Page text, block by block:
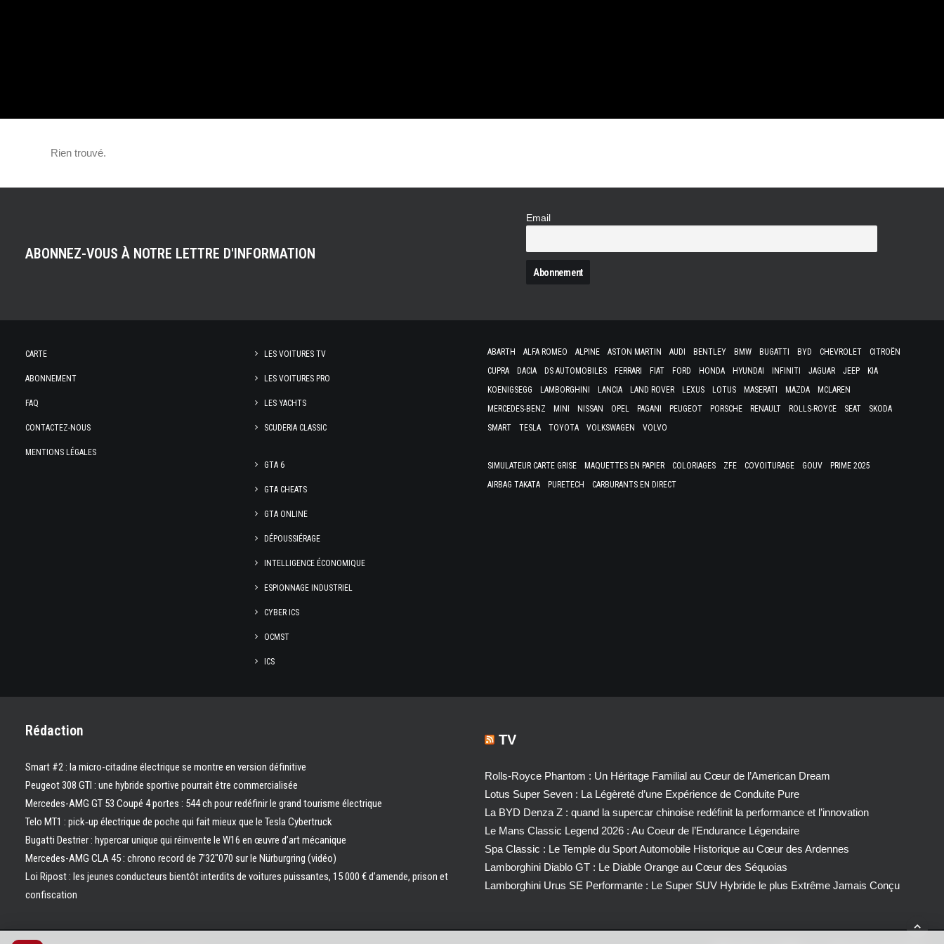
L’HYPERCAR !
Rien trouvé.
ABONNEZ-VOUS À NOTRE LETTRE D'INFORMATION
Email
CARTE
ABONNEMENT
FAQ
CONTACTEZ-NOUS
MENTIONS LÉGALES
LES VOITURES TV
LES VOITURES PRO
LES YACHTS
SCUDERIA CLASSIC
GTA 6
GTA CHEATS
GTA ONLINE
DÉPOUSSIÉRAGE
INTELLIGENCE ÉCONOMIQUE
ESPIONNAGE INDUSTRIEL
CYBER ICS
OCMST
ICS
ABARTH ALFA ROMEO ALPINE ASTON MARTIN AUDI BENTLEY BMW BUGATTI BYD CHEVROLET
CITROËN
CUPRA
DACIA DS AUTOMOBILES FERRARI FIAT FORD HONDA HYUNDAI INFINITI JAGUAR JEEP
KIA
KOENIGSEGG
LAMBORGHINI LANCIA LAND ROVER LEXUS LOTUS MASERATI MAZDA
MCLAREN
MERCEDES-BENZ
MINI NISSAN OPEL PAGANI PEUGEOT PORSCHE RENAULT ROLLS-ROYCE SEAT
SKODA
SMART
TESLA TOYOTA VOLKSWAGEN VOLVO
SIMULATEUR CARTE GRISE MAQUETTES EN PAPIER COLORIAGES ZFE COVOITURAGE GOUV
PRIME 2025
AIRBAG TAKATA
PURETECH CARBURANTS EN DIRECT
Rédaction
Smart #2 : la micro-citadine électrique se montre en version définitive
Peugeot 308 GTI : une hybride sportive pourrait être commercialisée
Mercedes-AMG GT 53 Coupé 4 portes : 544 ch pour redéfinir le grand tourisme électrique
Telo MT1 : pick‑up électrique de poche qui fait mieux que le Tesla Cybertruck
Bugatti Destrier : hypercar unique qui réinvente le W16 en œuvre d’art mécanique
Mercedes-AMG CLA 45 : chrono record de 7’32″070 sur le Nürburgring (vidéo)
Loi Ripost : les jeunes conducteurs bientôt interdits de voitures puissantes, 15 000 € d’amende, prison et
confiscation
TV
Rolls-Royce Phantom : Un Héritage Familial au Cœur de l’American Dream
Lotus Super Seven : La Légèreté d’une Expérience de Conduite Pure
La BYD Denza Z : quand la supercar chinoise redéfinit la performance et l’innovation
Le Mans Classic Legend 2026 : Au Coeur de l’Endurance Légendaire
Spa Classic : Le Temple du Sport Automobile Historique au Cœur des Ardennes
Lamborghini Diablo GT : Le Diable Orange au Cœur des Séquoias
Lamborghini Urus SE Performante : Le Super SUV Hybride le plus Extrême Jamais Conçu